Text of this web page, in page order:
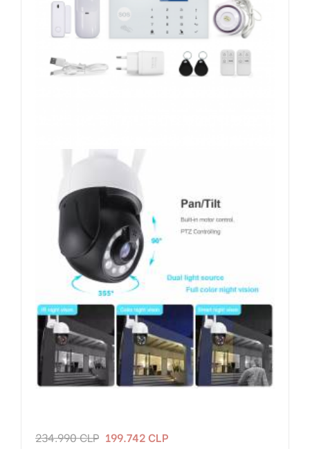
Precio
234.990 CLP Precio
199.742 CLP